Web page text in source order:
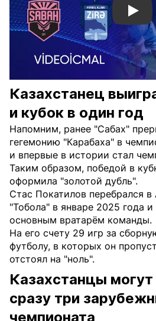
Казахстанец
и кубок в один год
Напомним, ранее "Сабах"
гегемонию "Карабаха" в
и впервые в истории стал
Таким образом, победой в
оформила "золотой дубль".
Стас Покатилов перебрался
"Тобола" в январе 2025 года
основным вратарём команды.
На его счету 29 игр за
футболу, в которых он
отстоял на "ноль".
Казахстанцы могут
сразу три
чемпионата